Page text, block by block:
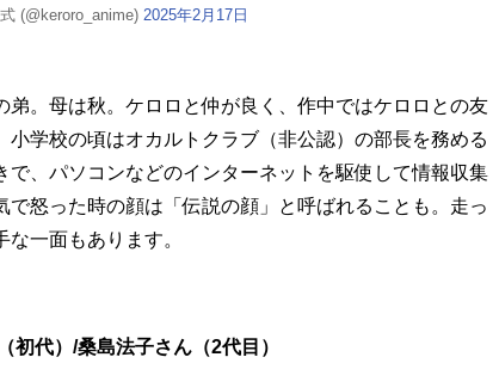
(@keroro_anime) 2025年2月17日
弟。母は秋。ケロロと仲が良く、作中ではケロロとの友
小学校の頃はオカルトクラブ（非公認）の部長を務める
で、パソコンなどのインターネットを駆使して情報収集
で怒った時の顔は「伝説の顔」と呼ばれることも。走っ
一面もあります。
初代）/桑島法子さん（2代目）